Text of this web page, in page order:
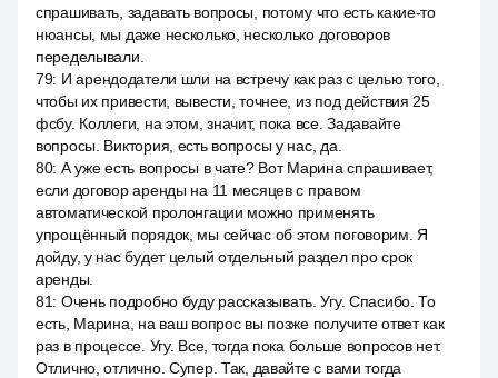
спрашивать, задавать вопросы, потому что есть какие-то
нюансы, мы даже несколько, несколько договоров
переделывали.
79: И арендодатели шли на встречу как раз с целью того,
чтобы их привести, вывести, точнее, из под действия 25
фсбу. Коллеги, на этом, значит, пока все. Задавайте
вопросы. Виктория, есть вопросы у нас, да.
80: А уже есть вопросы в чате? Вот Марина спрашивает,
если договор аренды на 11 месяцев с правом
автоматической пролонгации можно применять
упрощённый порядок, мы сейчас об этом поговорим. Я
дойду, у нас будет целый отдельный раздел про срок
аренды.
81: Очень подробно буду рассказывать. Угу. Спасибо. То
есть, Марина, на ваш вопрос вы позже получите ответ как
раз в процессе. Угу. Все, тогда пока больше вопросов нет.
Отлично, отлично. Супер. Так, давайте с вами тогда